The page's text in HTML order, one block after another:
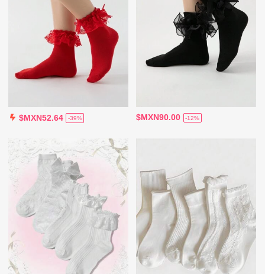
$MXN52.64 -39% $MXN90.00 -12%